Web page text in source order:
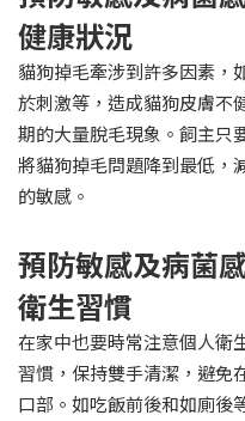
健康狀況
貓狗掉毛牽涉到許多因素，
於刺激等，造成貓狗皮膚不
期的大量脫毛現象。飼主只
將貓狗掉毛問題降到最低，
的敏感。
預防敏感及病菌
衛生習慣
在家中也要時常注意個人衛
習慣，保持雙手清潔，避免
口部。如吃飯前後和如廁後